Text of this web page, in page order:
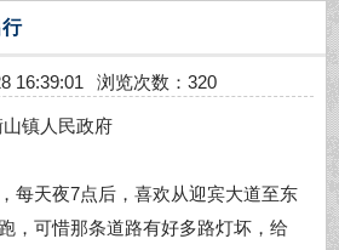
16:39:01 浏览次数：320
镇人民政府
每天夜7点后，喜欢从迎宾大道至东
，可惜那条道路有好多路灯坏，给